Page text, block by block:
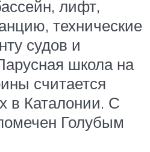
лифт,
технические
судов и
школа на
считается
в Каталонии. С
Голубым